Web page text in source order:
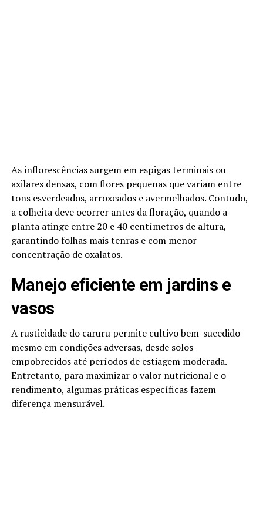
As inflorescências surgem em espigas terminais ou
axilares densas, com flores pequenas que variam entre
tons esverdeados, arroxeados e avermelhados. Contudo,
a colheita deve ocorrer antes da floração, quando a
planta atinge entre 20 e 40 centímetros de altura,
garantindo folhas mais tenras e com menor
concentração de oxalatos.
Manejo eficiente em jardins e
vasos
A rusticidade do caruru permite cultivo bem-sucedido
mesmo em condições adversas, desde solos
empobrecidos até períodos de estiagem moderada.
Entretanto, para maximizar o valor nutricional e o
rendimento, algumas práticas específicas fazem
diferença mensurável.